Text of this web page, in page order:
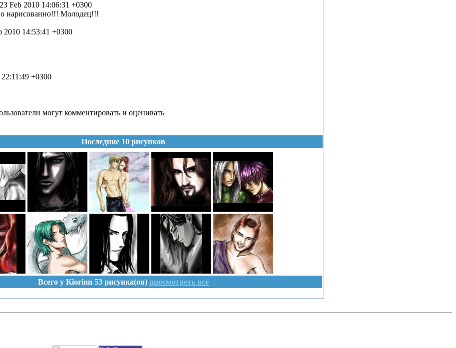
Feb 2010 14:06:31 +0300
нарисованно!!! Молодец!!!
2010 14:53:41 +0300
+0300
могут комментировать и оценивать
Последние 10 рисунков
Всего у Kiorinn 53 рисунка(ов) просмотреть все